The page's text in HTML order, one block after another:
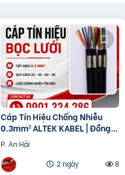
Cáp Tín Hiệu Chống Nhiễu
0.3mm² ALTEK KABEL | Đồng
Nguyên Chất 100%
P. An Hải
2 ngày
8